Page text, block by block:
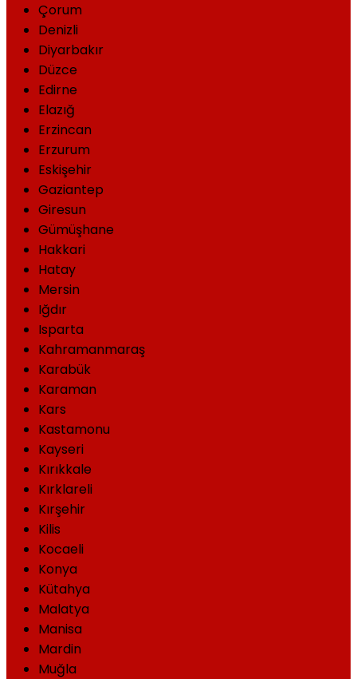
Çorum
Denizli
Diyarbakır
Düzce
Edirne
Elazığ
Erzincan
Erzurum
Eskişehir
Gaziantep
Giresun
Gümüşhane
Hakkari
Hatay
Mersin
Iğdır
Isparta
Kahramanmaraş
Karabük
Karaman
Kars
Kastamonu
Kayseri
Kırıkkale
Kırklareli
Kırşehir
Kilis
Kocaeli
Konya
Kütahya
Malatya
Manisa
Mardin
Muğla